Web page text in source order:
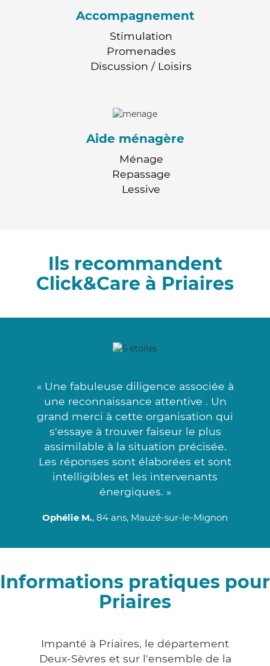
Accompagnement
Stimulation
Promenades
Discussion / Loisirs
Aide ménagère
Ménage
Repassage
Lessive
Ils recommandent
Click&Care à Priaires
« Une fabuleuse diligence associée à
une reconnaissance attentive . Un
grand merci à cette organisation qui
s'essaye à trouver faiseur le plus
assimilable à la situation précisée.
Les réponses sont élaborées et sont
intelligibles et les intervenants
énergiques. »
Ophélie M., 84 ans, Mauzé-sur-le-Mignon
Informations pratiques pour
Priaires
Impanté à Priaires, le département
Deux-Sèvres et sur l'ensemble de la